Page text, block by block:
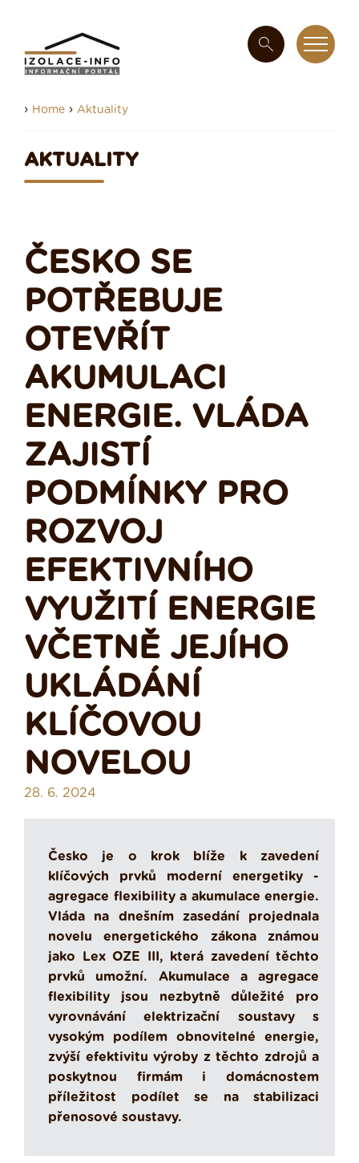
› Home › Aktuality
AKTUALITY
ČESKO SE
POTŘEBUJE
OTEVŘÍT
AKUMULACI
ENERGIE. VLÁDA
ZAJISTÍ
PODMÍNKY PRO
ROZVOJ
EFEKTIVNÍHO
VYUŽITÍ ENERGIE
VČETNĚ JEJÍHO
UKLÁDÁNÍ
KLÍČOVOU
NOVELOU
28. 6. 2024
Česko je o krok blíže k zavedení
klíčových prvků moderní energetiky -
agregace flexibility a akumulace energie.
Vláda na dnešním zasedání projednala
novelu energetického zákona známou
jako Lex OZE III, která zavedení těchto
prvků umožní. Akumulace a agregace
flexibility jsou nezbytně důležité pro
vyrovnávání elektrizační soustavy s
vysokým podílem obnovitelné energie,
zvýší efektivitu výroby z těchto zdrojů a
poskytnou firmám i domácnostem
příležitost podílet se na stabilizaci
přenosové soustavy.